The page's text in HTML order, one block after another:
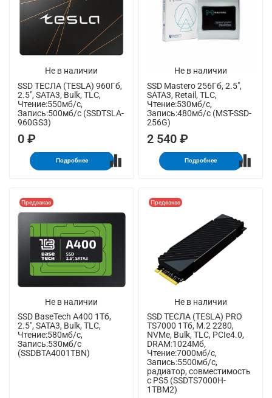
Не в наличии
SSD ТЕСЛА (TESLA) 960Гб,
2.5", SATA3, Bulk, TLC,
Чтение:550мб/с,
Запись:500мб/с (SSDTSLA-
960GS3)
0 ₽
Подробнее
Не в наличии
SSD Mastero 256Гб, 2.5",
SATA3, Retail, TLC,
Чтение:530мб/с,
Запись:480мб/с (MST-SSD-
256G)
2 540 ₽
Подробнее
Не в наличии
Предзаказ
SSD BaseTech A400 1Тб,
2.5", SATA3, Bulk, TLC,
Чтение:580мб/с,
Запись:530мб/с
(SSDBTA4001TBN)
Не в наличии
Предзаказ
SSD ТЕСЛА (TESLA) PRO
TS7000 1Тб, M.2 2280,
NVMe, Bulk, TLC, PCIe4.0,
DRAM:1024Мб,
Чтение:7000мб/с,
Запись:5500мб/с,
радиатор, совместимость
с PS5 (SSDTS7000H-
1TBM2)